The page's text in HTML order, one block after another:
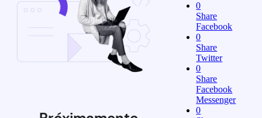
0
Share
Facebook
0
Share
Twitter
0
Share
Facebook
Messenger
0